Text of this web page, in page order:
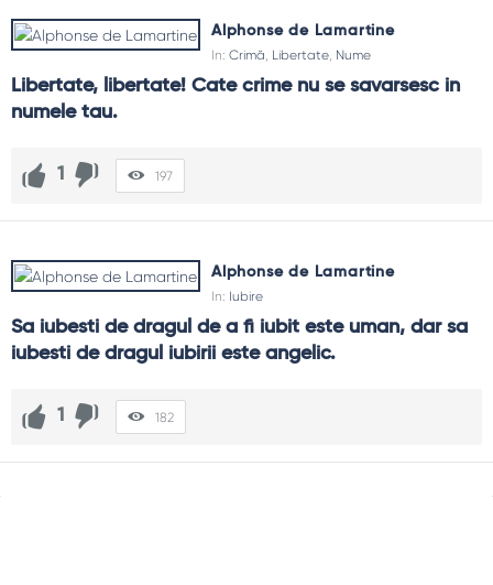
Alphonse de Lamartine
In: Crimă, Libertate, Nume
Libertate, libertate! Cate crime nu se savarsesc in
numele tau.
1 197
Alphonse de Lamartine
In: Iubire
Sa iubesti de dragul de a fi iubit este uman, dar sa
iubesti de dragul iubirii este angelic.
1 182